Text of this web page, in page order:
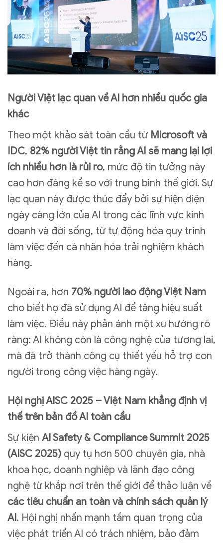
Người Việt lạc quan về AI hơn nhiều quốc gia
khác
Theo một khảo sát toàn cầu từ Microsoft và
IDC, 82% người Việt tin rằng AI sẽ mang lại lợi
ích nhiều hơn là rủi ro, mức độ tin tưởng này
cao hơn đáng kể so với trung bình thế giới. Sự
lạc quan này được thúc đẩy bởi sự hiện diện
ngày càng lớn của AI trong các lĩnh vực kinh
doanh và đời sống, từ tự động hóa quy trình
làm việc đến cá nhân hóa trải nghiệm khách
hàng.
Ngoài ra, hơn 70% người lao động Việt Nam
cho biết họ đã sử dụng AI để tăng hiệu suất
làm việc. Điều này phản ánh một xu hướng rõ
ràng: AI không còn là công nghệ của tương lai,
mà đã trở thành công cụ thiết yếu hỗ trợ con
người trong công việc hàng ngày.
Hội nghị AISC 2025 – Việt Nam khẳng định vị
thế trên bản đồ AI toàn cầu
Sự kiện AI Safety & Compliance Summit 2025
(AISC 2025) quy tụ hơn 500 chuyên gia, nhà
khoa học, doanh nghiệp và lãnh đạo công
nghệ từ khắp nơi trên thế giới để thảo luận về
các tiêu chuẩn an toàn và chính sách quản lý
AI. Hội nghị nhấn mạnh tầm quan trọng của
việc phát triển AI có trách nhiệm, bảo đảm